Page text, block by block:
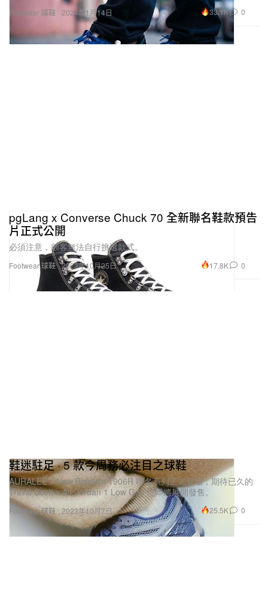
Footwear 球鞋 2024年1月14日 33.1K 0
Footwear 球鞋
pgLang x Converse Chuck 70 全新聯名鞋款預告
片正式公開
必須注意，顧客無法自行挑選款式。
2023年10月25日 17.8K 0
Footwear 球鞋
鞋迷駐足 · 5 款今周務必注目之球鞋
AURALEE x New Balance 1906R 聯名系列正式登場，期待已久的
Travis Scott x Air Jordan 1 Low Golf 也即將展開發售。
2023年10月7日 25.5K 0